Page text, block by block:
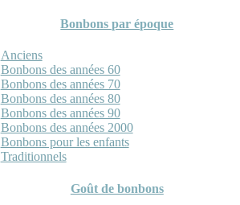
Bonbons par époque
Anciens
Bonbons des années 60
Bonbons des années 70
Bonbons des années 80
Bonbons des années 90
Bonbons des années 2000
Bonbons pour les enfants
Traditionnels
Goût de bonbons